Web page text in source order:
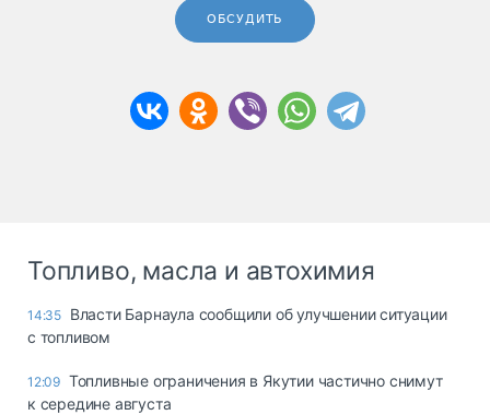
ОБСУДИТЬ
Топливо, масла и автохимия
14:35 Власти Барнаула сообщили об улучшении ситуации
с топливом
12:09 Топливные ограничения в Якутии частично снимут
к середине августа